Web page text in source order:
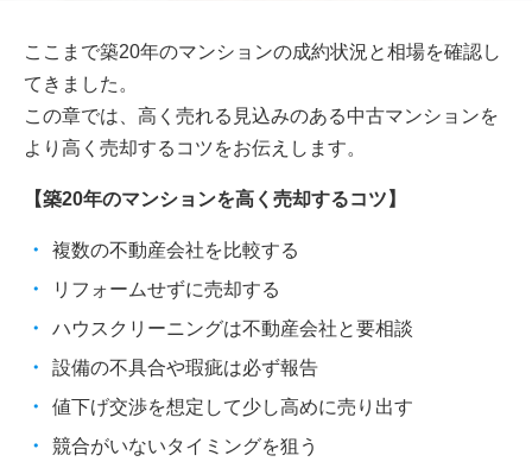
ここまで築20年のマンションの成約状況と相場を確認し
てきました。
この章では、高く売れる見込みのある中古マンションを
より高く売却するコツをお伝えします。
【築20年のマンションを高く売却するコツ】
複数の不動産会社を比較する
リフォームせずに売却する
ハウスクリーニングは不動産会社と要相談
設備の不具合や瑕疵は必ず報告
値下げ交渉を想定して少し高めに売り出す
競合がいないタイミングを狙う